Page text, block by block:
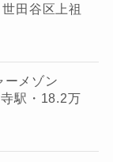
田谷区上祖
ーメゾン
駅・18.2万